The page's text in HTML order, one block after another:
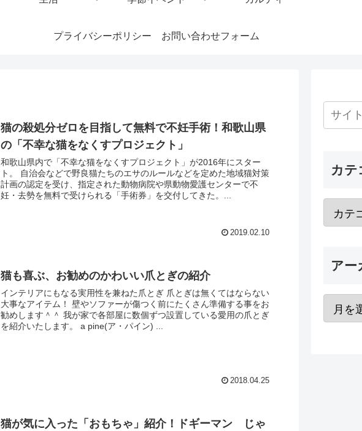
プライバシーポリシー お問い合わせフォーム
猫の殺処分ゼロを目指して無料で不妊手術！和歌山県
の「不幸な猫をなくすプロジェクト」
和歌山県内で「不幸な猫をなくすプロジェクト」が2016年にスター
ト。 自治会などで野良猫たちのエサのルールなどを定めた地域猫対策
計画の認定を受け、指定された動物病院や県動物愛護センターで不
妊・去勢を無料で受けられる「手術券」を交付してきた。...
2019.02.10
猫も喜ぶ、お勧めのかわいい爪とぎの紹介
インテリアにもなる実用性を兼ねた爪とぎ 爪とぎは無くてはならない
大事なアイテム！ 壁やソファーが傷つく前にたくさん準備する事をお
勧めします＾＾ 我が家で各部屋に数個ずつ設置している愛用の爪とぎ
を紹介いたします。 a pine(ア・パイン) ...
2018.04.25
猫が気に入った「おもちゃ」紹介！ドギーマン じゃ
カテ
アー